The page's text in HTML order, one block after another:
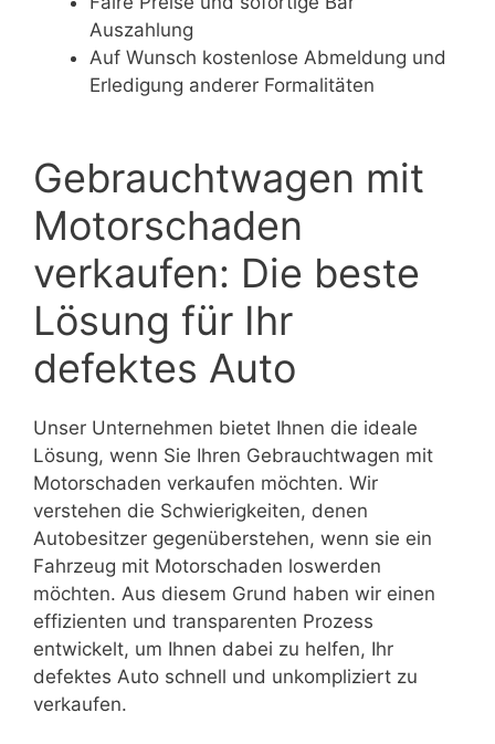
Auszahlung
Auf Wunsch kostenlose Abmeldung und
Erledigung anderer Formalitäten
Gebrauchtwagen mit
Motorschaden
verkaufen: Die beste
Lösung für Ihr
defektes Auto
Unser Unternehmen bietet Ihnen die ideale
Lösung, wenn Sie Ihren Gebrauchtwagen mit
Motorschaden verkaufen möchten. Wir
verstehen die Schwierigkeiten, denen
Autobesitzer gegenüberstehen, wenn sie ein
Fahrzeug mit Motorschaden loswerden
möchten. Aus diesem Grund haben wir einen
effizienten und transparenten Prozess
entwickelt, um Ihnen dabei zu helfen, Ihr
defektes Auto schnell und unkompliziert zu
verkaufen.